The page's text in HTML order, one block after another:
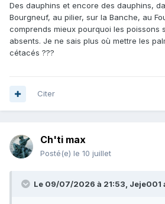
Des dauphins et encore des dauphins,
Bourgneuf, au pilier, sur la Banche, au
comprends mieux pourquoi les poissons
absents. Je ne sais plus où mettre les
cétacés ???
Citer
Ch'ti max
Posté(e) le 10 juillet
Le 09/07/2026 à 21:53, Jeje001